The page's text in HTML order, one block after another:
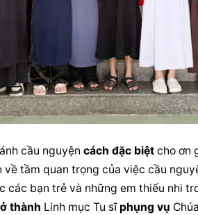
cầu nguyện cách đặc biệt cho ơn
tầm quan trọng của việc cầu
các bạn trẻ và những em thiếu nhi
thành Linh mục Tu sĩ phụng vụ